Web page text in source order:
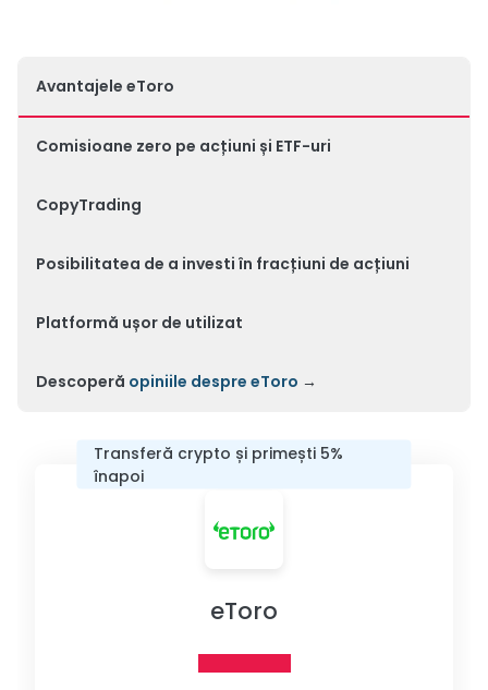
Avantajele eToro
Comisioane zero pe acțiuni și ETF-uri
CopyTrading
Posibilitatea de a investi în fracțiuni de acțiuni
Platformă ușor de utilizat
Descoperă opiniile despre eToro →
Transferă crypto și primești 5%
înapoi
eToro